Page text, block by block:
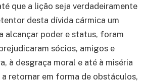
que a lição seja verdadeiramente
desta dívida cármica um
alcançar poder e status, foram
sócios, amigos e
à desgraça moral e até à miséria
retornar em forma de obstáculos,